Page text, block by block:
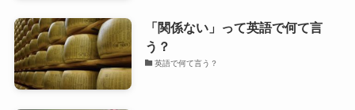
「関係ない」って英語で何て言
う？
英語で何て言う？